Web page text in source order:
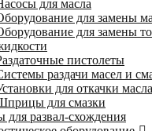
для масла
для замены
для замены
пистолеты
раздачи масел и
для откачки масла
для смазки
для развал-схождения